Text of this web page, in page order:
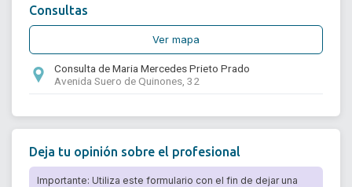
Consultas
Ver mapa
Consulta de Maria Mercedes Prieto Prado
Avenida Suero de Quinones, 32
Deja tu opinión sobre el profesional
Importante: Utiliza este formulario con el fin de dejar una